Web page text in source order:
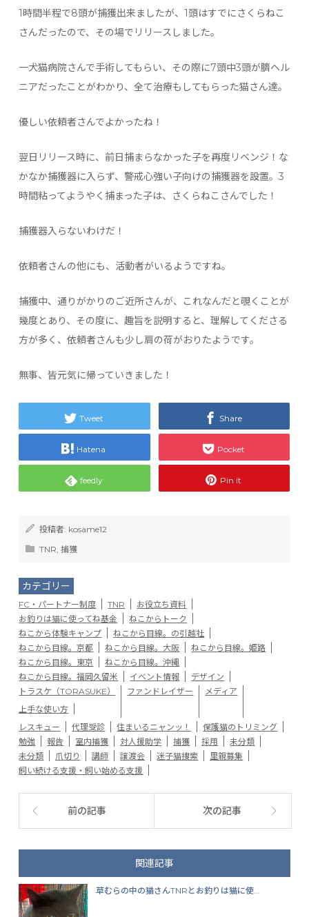
1時間半程で8頭が捕獲出来ましたが、1頭はすでにさくらねこ
さんだったので、その場でリリースしました。
一犬猫病院さんで手術してもらい、その際に7頭中3頭が臍ヘル
ニアだったことがわかり、全て治療もしてもらった猫さん達。
優しい依頼者さんでよかったね！
翌日リリース時に、前日捕まらなかった子を再度リベンジ！な
かなか捕獲器に入らず、警戒心強い子向けの捕獲器を設置。3
時間粘ってようやく捕まった子は、さくらねこさんでした！
捕獲器入らないわけだ！
依頼者さんの他にも、活動者がいるようですね。
捕獲中、通りがかりのご近所さんが、これなんだと覗くことが
幾度とあり、その度に、趣旨を説明すると、理解してくださる
方が多く、依頼者さんも少し肩の荷がおりたようです。
無事、皆元気に帰っていきました！
Tweet Share
Hatena Pocket
feedly Pin it
投稿者: kosame12
TNR ,捕獲
カテゴリー
FC・パートナー制度 TNR
お役立ち資料
お釣りは猫に使ってね基金
ねこからトーク
ねこから体験キャンプ
ねこから目線。の引越社
ねこから目線。京都
ねこから目線。大阪
ねこから目線。姫路
ねこから目線。東京
ねこから目線。沖縄
ねこから目線。福岡久留米
イベント情報
デザイン
トラスケ（TORASUKE）
上手な使い方
ファンドレイザー メディア
レスキュー 代理受診 住まいるニャンッ！
保護猫のトリミング
勉強
報告 室内捕獲 対人援助学 捕獲 採用
未分類
未分類
爪切り 講師 譲渡会 迷子猫捜索
里親募集
飼い続ける支援・飼い始める支援
前の記事 次の記事
関連記事
草むらの中の猫さんTNRとお釣りは猫に使...